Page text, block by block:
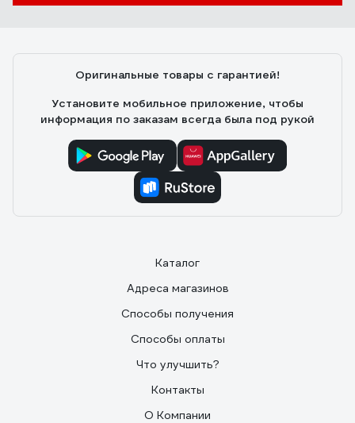
Оригинальные товары с гарантией!
Установите мобильное приложение, чтобы
информация по заказам всегда была под рукой
Каталог
Адреса магазинов
Способы получения
Способы оплаты
Что улучшить?
Контакты
О Компании